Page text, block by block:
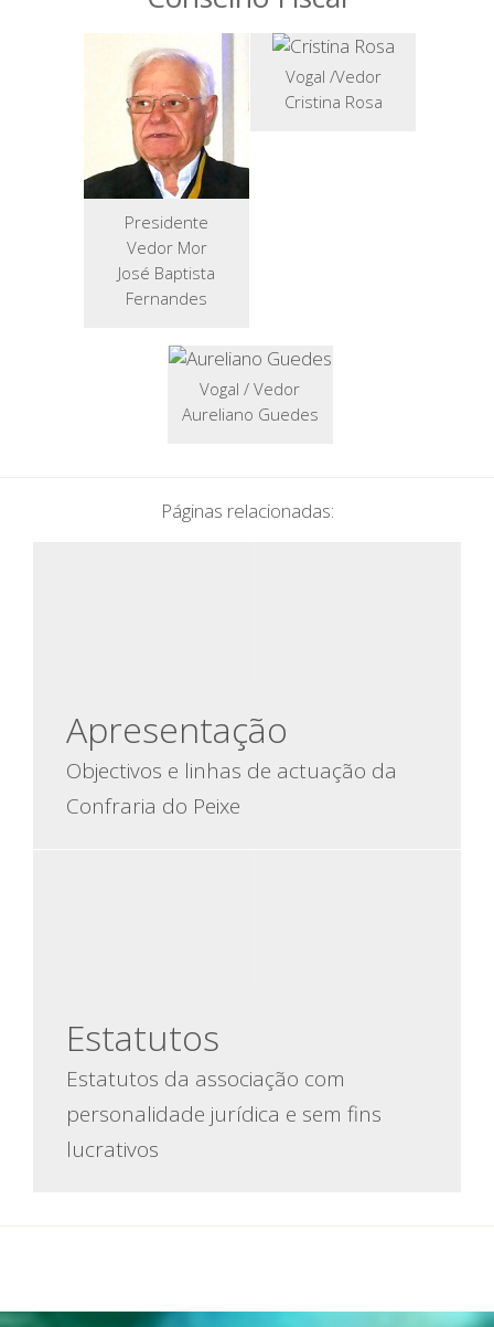
Presidente
Vedor Mor
José Baptista
Fernandes
Vogal /Vedor
Cristina Rosa
Vogal / Vedor
Aureliano Guedes
Páginas relacionadas:
Apresentação
Objectivos e linhas de actuação da
Confraria do Peixe
Estatutos
Estatutos da associação com
personalidade jurídica e sem fins
lucrativos